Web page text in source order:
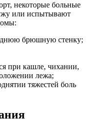
некоторые больные
или испытывают
брюшную стенку;
при кашле, чихании,
лежа;
тяжестей боль